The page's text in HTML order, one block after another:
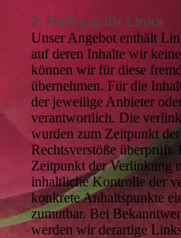
2. Haftung für Links
Unser Angebot enthält
auf deren Inhalte wir
können wir für diese
übernehmen. Für die
der jeweilige Anbieter
verantwortlich. Die
wurden zum Zeitpunkt
Rechtsverstöße
Zeitpunkt der Verlinkung
inhaltliche Kontrolle der
konkrete Anhaltspunkte
zumutbar. Bei
werden wir derartige